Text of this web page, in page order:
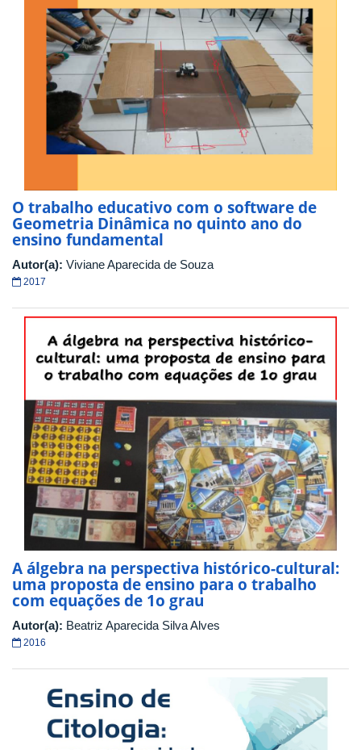
O trabalho educativo com o software de
Geometria Dinâmica no quinto ano do
ensino fundamental
Autor(a): Viviane Aparecida de Souza
2017
A álgebra na perspectiva histórico-cultural:
uma proposta de ensino para o trabalho
com equações de 1o grau
Autor(a): Beatriz Aparecida Silva Alves
2016